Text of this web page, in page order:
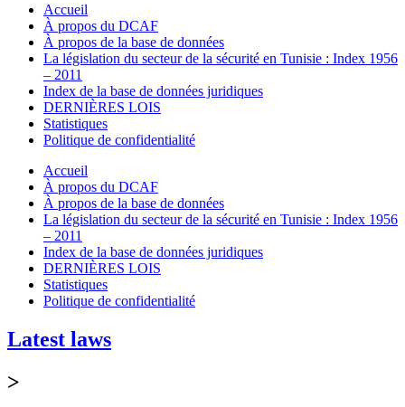
Accueil
À propos du DCAF
À propos de la base de données
La législation du secteur de la sécurité en Tunisie : Index 1956
– 2011
Index de la base de données juridiques
DERNIÈRES LOIS
Statistiques
Politique de confidentialité
Accueil
À propos du DCAF
À propos de la base de données
La législation du secteur de la sécurité en Tunisie : Index 1956
– 2011
Index de la base de données juridiques
DERNIÈRES LOIS
Statistiques
Politique de confidentialité
Latest laws
>